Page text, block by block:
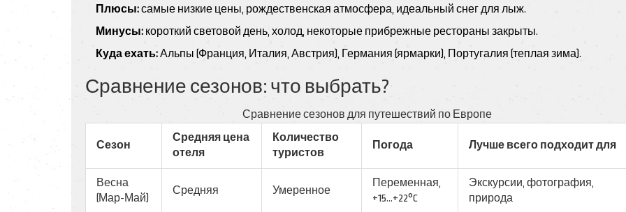
Плюсы:самые низкие цены, рождественская атмосфера, идеальный снег для лыж.
Минусы: короткий световой день, холод, некоторые прибрежные рестораны закрыты.
Куда ехать:Альпы (Франция, Италия, Австрия), Германия (ярмарки), Португалия (теплая зима).
Сравнение сезонов: что выбрать?
Сравнение сезонов для путешествий по Европе
Сезон
Средняя цена
отеля
Количество
туристов
Погода Лучше всего подходит для
Весна
(Мар-Май)
Средняя Умеренное
Переменная,
+15...+22°C
Экскурсии, фотография,
природа